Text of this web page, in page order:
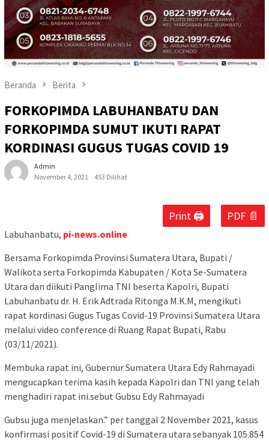
Beranda Berita
FORKOPIMDA LABUHANBATU DAN
FORKOPIMDA SUMUT IKUTI RAPAT
KORDINASI GUGUS TUGAS COVID 19
Admin
November 4, 2021
453 Dilihat
Print 🖨 PDF 📄
Labuhanbatu, pi-news.online
Bersama Forkopimda Provinsi Sumatera Utara, Bupati /
Walikota serta Forkopimda Kabupaten / Kota Se-Sumatera
Utara dan diikuti Panglima TNI beserta Kapolri, Bupati
Labuhanbatu dr. H. Erik Adtrada Ritonga M.K.M, mengikuti
rapat kordinasi Gugus Tugas Covid-19 Provinsi Sumatera Utara
melalui video conference di Ruang Rapat Bupati, Rabu
(03/11/2021).
Membuka rapat ini, Gubernur Sumatera Utara Edy Rahmayadi
mengucapkan terima kasih kepada Kapolri dan TNI yang telah
menghadiri rapat ini.sebut Gubsu Edy Rahmayadi
Gubsu juga menjelaskan.” per tanggal 2 November 2021, kasus
konfirmasi positif Covid-19 di Sumatera utara sebanyak 105.854